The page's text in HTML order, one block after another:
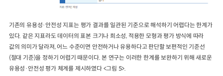
기존의 유용성·안전성 지표는 평가 결과를 일관된 기준으로 해석하기 어렵다는 한계가
있다. 같은 지표라도 데이터의 표본 크기나 희소성, 적용한 모형과 평가 방식에 따라
값의 의미가 달라져, 어느 수준이면 안전하거나 유용하다고 판단할 보편적인 기준선
(절대 기준)을 정하기 어렵기 때문이다. 본 연구는 이러한 한계를 보완하기 위해 새로운
유용성·안전성 평가 체계를 제시하였다 <그림 5>.